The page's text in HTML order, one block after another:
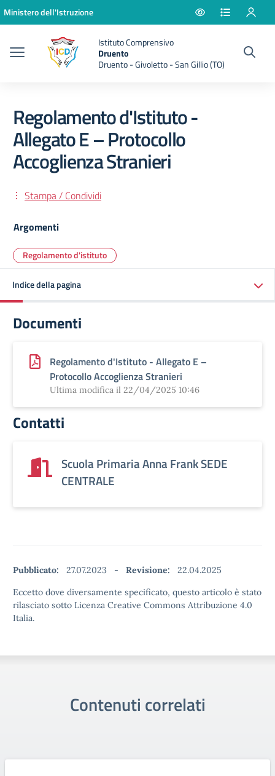
Vai ai contenuti
Vai al menu di navigazione
Vai al footer
Ministero dell'Istruzione
Istituto Comprensivo
Druento
Druento - Givoletto - San Gillio (TO)
Regolamento d'Istituto -
Allegato E – Protocollo
Accoglienza Stranieri
Stampa / Condividi
Argomenti
Regolamento d'istituto
Indice della pagina
Documenti
Regolamento d'Istituto - Allegato E –
Protocollo Accoglienza Stranieri
Ultima modifica il 22/04/2025 10:46
Contatti
Scuola Primaria Anna Frank SEDE
CENTRALE
Pubblicato: 27.07.2023 - Revisione:
22.04.2025
Eccetto dove diversamente specificato, questo articolo è stato
rilasciato sotto Licenza Creative Commons Attribuzione 4.0
Italia.
Contenuti correlati